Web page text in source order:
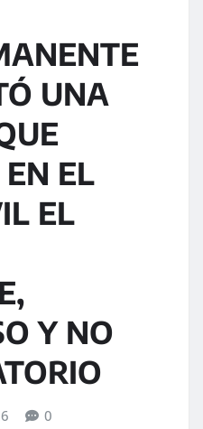
UNA
EL
EL
Y NO
0